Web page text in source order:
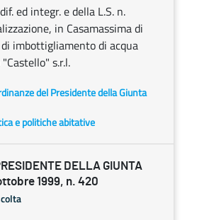
ed integr. e della L.S. n.
in Casamassima di
imbottigliamento di acqua
s.r.l.
del Presidente della Giunta
e politiche abitative
DELLA GIUNTA
1999, n. 420